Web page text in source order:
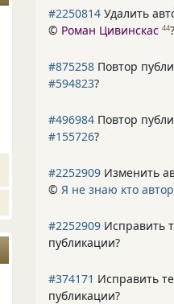
#2250814 Удалить
© Роман Цивинскас 44?
#875258 Повтор
#594823?
#496984 Повтор
#155726?
#2252909 Изменить
© Я не знаю кто автор
#2252909 Исправить
публикации?
#374171 Исправить
публикации?